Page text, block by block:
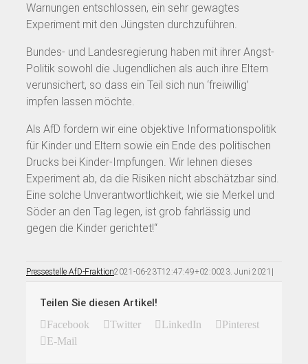
Warnungen entschlossen, ein sehr gewagtes
Experiment mit den Jüngsten durchzuführen.
Bundes- und Landesregierung haben mit ihrer Angst-
Politik sowohl die Jugendlichen als auch ihre Eltern
verunsichert, so dass ein Teil sich nun ‘freiwillig’
impfen lassen möchte.
Als AfD fordern wir eine objektive Informationspolitik
für Kinder und Eltern sowie ein Ende des politischen
Drucks bei Kinder-Impfungen. Wir lehnen dieses
Experiment ab, da die Risiken nicht abschätzbar sind.
Eine solche Unverantwortlichkeit, wie sie Merkel und
Söder an den Tag legen, ist grob fahrlässig und
gegen die Kinder gerichtet!“
Pressestelle AfD-Fraktion2021-06-23T12:47:49+02:0023. Juni 2021 |
Teilen Sie diesen Artikel!
Facebook Twitter LinkedIn
Pinterest
E-Mail